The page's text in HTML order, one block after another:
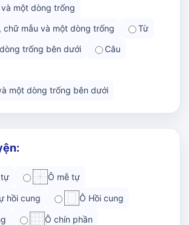
một dòng trống
chữ mẫu và một dòng trống
Từ
trống bên dưới
Câu
một dòng trống bên dưới
Ô mễ tự
hồi cung Ô Hồi cung
Ô chín phần